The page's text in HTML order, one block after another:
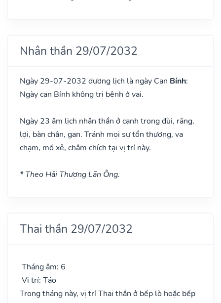
Nhân thần 29/07/2032
Ngày 29-07-2032 dương lịch là ngày Can Bính:
Ngày can Bính không trị bệnh ở vai.
Ngày 23 âm lịch nhân thần ở cạnh trong đùi, răng,
lợi, bàn chân, gan. Tránh mọi sự tổn thương, va
chạm, mổ xẻ, châm chích tại vị trí này.
* Theo Hải Thượng Lãn Ông.
Thai thần 29/07/2032
Tháng âm: 6
Vị trí: Táo
Trong tháng này, vị trí Thai thần ở bếp lò hoặc bếp